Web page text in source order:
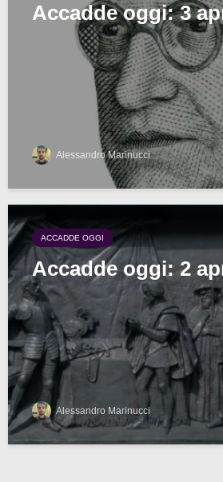
Accadde oggi: 3
Alessandro Marinucci
ACCADDE OGGI
Accadde oggi: 2
Alessandro Marinucci